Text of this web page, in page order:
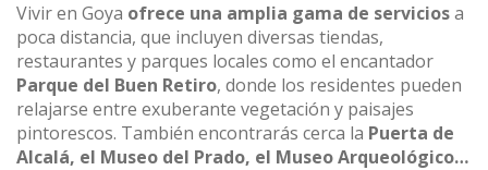
Vivir en Goya ofrece una amplia gama de serviciosa
poca distancia, que incluyen diversas tiendas,
restaurantes y parques locales como el encantador
Parque del Buen Retiro, donde los residentes pueden
relajarse entre exuberante vegetación y paisajes
pintorescos. También encontrarás cerca la Puerta de
Alcalá, el Museo del Prado, el Museo Arqueológico…